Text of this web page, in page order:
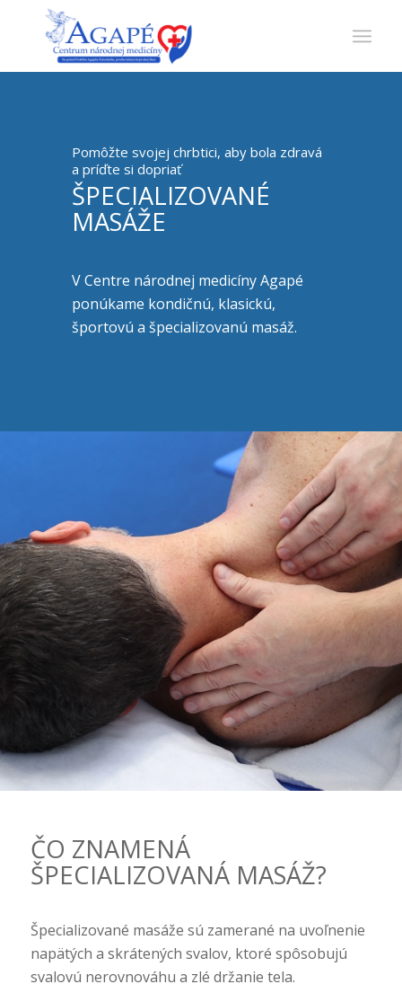
Pomôžte svojej chrbtici, aby bola zdravá
a príďte si dopriať
ŠPECIALIZOVANÉ
MASÁŽE
V Centre národnej medicíny Agapé
ponúkame kondičnú, klasickú,
športovú a špecializovanú masáž.
ČO ZNAMENÁ
ŠPECIALIZOVANÁ MASÁŽ?
Špecializované masáže sú zamerané na uvoľnenie
napätých a skrátených svalov, ktoré spôsobujú
svalovú nerovnováhu a zlé držanie tela.